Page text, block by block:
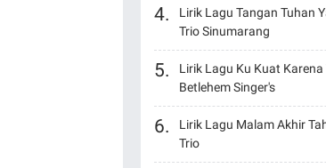
Lirik Lagu Tangan Tuhan
Trio Sinumarang
Lirik Lagu Ku Kuat Karena
Betlehem Singer's
Lirik Lagu Malam Akhir
Trio